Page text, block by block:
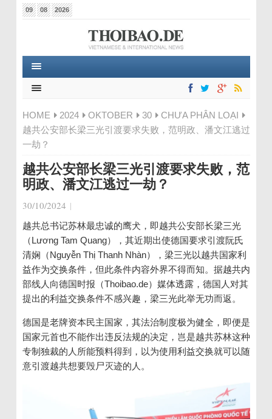
09 08 2026
HOME 2024 OKTOBER 30
CHƯA PHÂN LOẠI
越共公安部长梁三光引渡要求失败，范明政、潘文江逃过
一劫？
越共公安部长梁三光引渡要求失败，范
明政、潘文江逃过一劫？
30/10/2024 |
越共总书记苏林最忠诚的鹰犬，即越共公安部长梁三光
（Lương Tam Quang），其近期出使德国要求引渡阮氏
清娴（Nguyễn Thị Thanh Nhàn），梁三光以越共国家利
益作为交换条件，但此条件内容外界不得而知。据越共内
部线人向德国时报（Thoibao.de）媒体透露，德国人对其
提出的利益交换条件不感兴趣，梁三光此举无功而返。
德国是老牌资本民主国家，其法治制度极为健全，即便是
国家元首也不能作出违反法规的决定，岂是越共苏林这种
专制独裁的人所能预料得到，以为使用利益交换就可以随
意引渡越共想要毁尸灭迹的人。